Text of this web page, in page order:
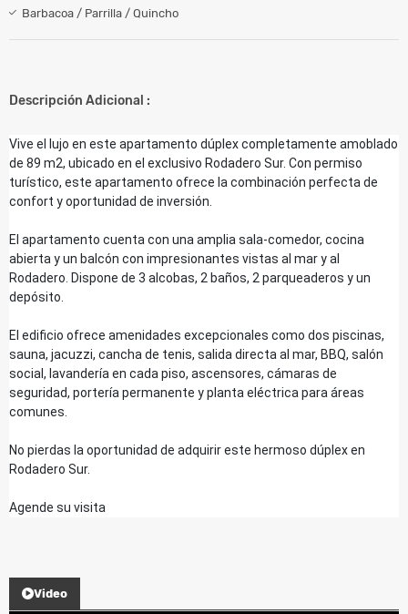
Barbacoa / Parrilla / Quincho
Descripción Adicional :
Vive el lujo en este apartamento dúplex completamente amoblado
de 89 m2, ubicado en el exclusivo Rodadero Sur. Con permiso
turístico, este apartamento ofrece la combinación perfecta de
confort y oportunidad de inversión.
El apartamento cuenta con una amplia sala-comedor, cocina
abierta y un balcón con impresionantes vistas al mar y al
Rodadero. Dispone de 3 alcobas, 2 baños, 2 parqueaderos y un
depósito.
El edificio ofrece amenidades excepcionales como dos piscinas,
sauna, jacuzzi, cancha de tenis, salida directa al mar, BBQ, salón
social, lavandería en cada piso, ascensores, cámaras de
seguridad, portería permanente y planta eléctrica para áreas
comunes.
No pierdas la oportunidad de adquirir este hermoso dúplex en
Rodadero Sur.
Agende su visita
Video